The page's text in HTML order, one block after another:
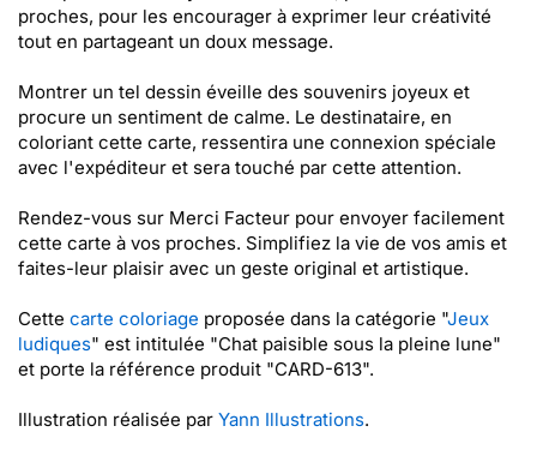
proches, pour les encourager à exprimer leur créativité
tout en partageant un doux message.
Montrer un tel dessin éveille des souvenirs joyeux et
procure un sentiment de calme. Le destinataire, en
coloriant cette carte, ressentira une connexion spéciale
avec l'expéditeur et sera touché par cette attention.
Rendez-vous sur Merci Facteur pour envoyer facilement
cette carte à vos proches. Simplifiez la vie de vos amis et
faites-leur plaisir avec un geste original et artistique.
Cette carte coloriage proposée dans la catégorie "Jeux
ludiques" est intitulée "Chat paisible sous la pleine lune"
et porte la référence produit "CARD-613".
Illustration réalisée par Yann Illustrations.